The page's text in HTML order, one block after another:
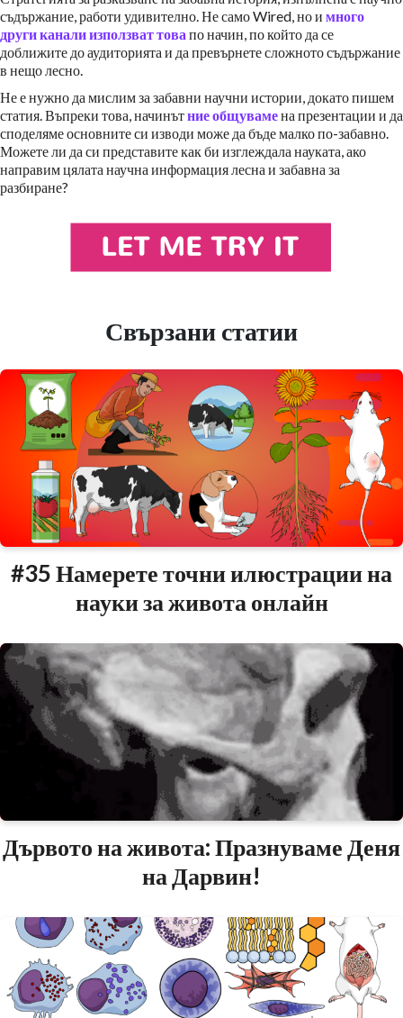
съдържание, работи удивително. Не само Wired, но и много
други канали използват това по начин, по който да се
доближите до аудиторията и да превърнете сложното съдържание
в нещо лесно.
Не е нужно да мислим за забавни научни истории, докато пишем
статия. Въпреки това, начинътние общувамена презентации и да
споделяме основните си изводи може да бъде малко по-забавно.
Можете ли да си представите как би изглеждала науката, ако
направим цялата научна информация лесна и забавна за
разбиране?
Свързани статии
#35 Намерете точни илюстрации на
науки за живота онлайн
Дървото на живота: Празнуваме Деня
на Дарвин!